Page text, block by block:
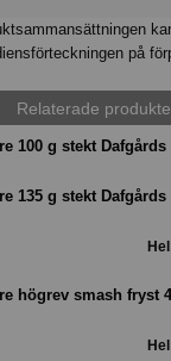
på
Relaterade
100 g stekt Dafgårds
135 g stekt Dafgårds
högrev smash fryst